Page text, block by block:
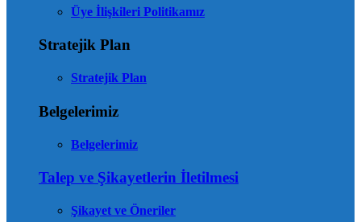
Üye İlişkileri Politikamız
Stratejik Plan
Stratejik Plan
Belgelerimiz
Belgelerimiz
Talep ve Şikayetlerin İletilmesi
Şikayet ve Öneriler